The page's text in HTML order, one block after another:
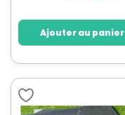
Ajouter au panier